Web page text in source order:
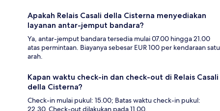
Apakah Relais Casali della Cisterna menyediakan
layanan antar-jemput bandara?
Ya, antar-jemput bandara tersedia mulai 07.00 hingga 21.00
atas permintaan. Biayanya sebesar EUR 100 per kendaraan satu
arah.
Kapan waktu check-in dan check-out di Relais Casali
della Cisterna?
Check-in mulai pukul: 15.00; Batas waktu check-in pukul:
22.30. Check-out dilakukan pada 11.00.